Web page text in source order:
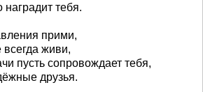
тебя.
прими,
всегда живи,
пусть сопровождает тебя,
друзья.